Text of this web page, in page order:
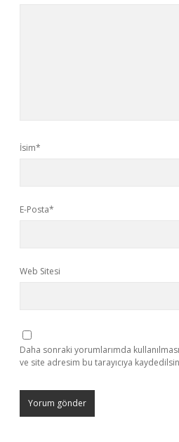
İsim*
E-Posta*
Web Sitesi
Daha sonraki yorumlarımda
ve site adresim bu tarayıcıya